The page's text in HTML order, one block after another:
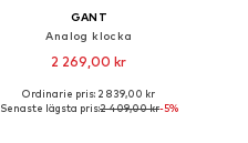
GANT
Analog klocka
2 269,00 kr
Tillgängliga storlekar: One Size
Ordinarie pris: 2 839,00 kr
Senaste lägsta pris:2 409,00 kr-5%